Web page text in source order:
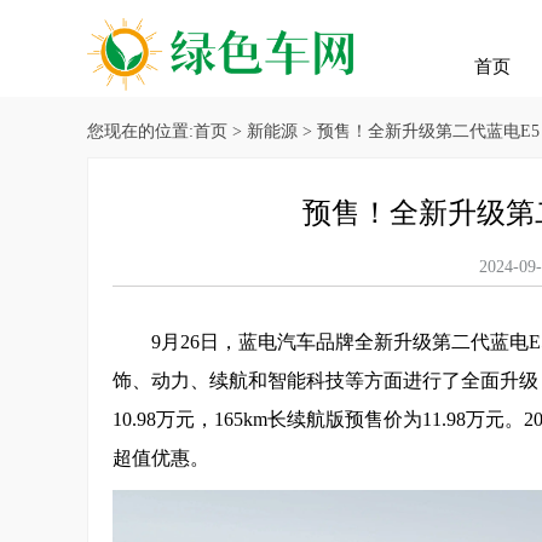
首页
您现在的位置:首页 > 新能源 > 预售！全新升级第二代蓝电
预售！全新升级第
2024-
9月26日， 蓝电汽车品牌全新升级第二代蓝电
饰、动力、续航和智能科技等方面进行了全面升
10.98万元，165km长续航版预售价为11.98万元。
超值优惠。